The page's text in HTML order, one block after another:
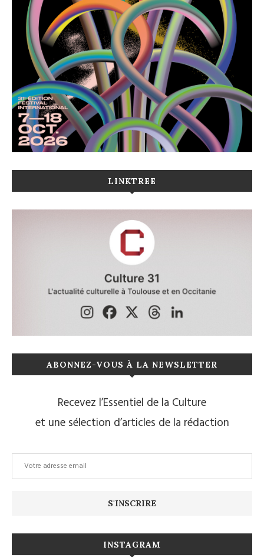
LINKTREE
ABONNEZ-VOUS À LA NEWSLETTER
Recevez l’Essentiel de la Culture
et une sélection d’articles de la rédaction
INSTAGRAM